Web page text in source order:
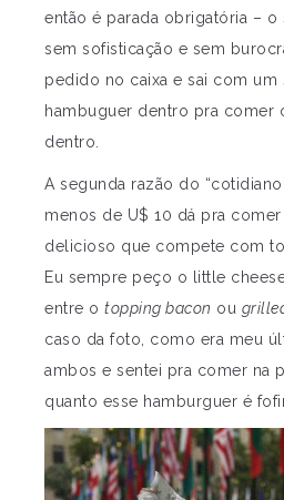
então é parada obrigatória – o
sem sofisticação e sem
pedido no caixa e sai com um
hambuguer dentro pra comer
dentro.
A segunda razão do
menos de U$ 10 dá pra
delicioso que compete com
Eu sempre peço o little
entre o topping bacon ou
caso da foto, como era meu
ambos e sentei pra comer na
quanto esse hamburguer é